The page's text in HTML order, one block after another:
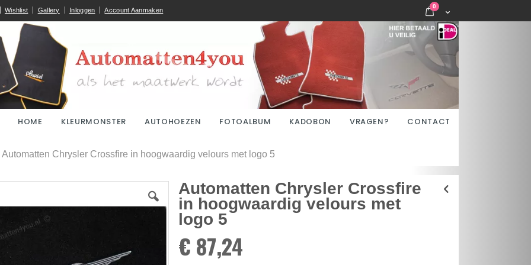
Wishlist Gallery Inloggen Account Aanmaken Cart
0 items
HOME KLEURMONSTER AUTOHOEZEN FOTOALBUM KADOBON VRAGEN? CONTACT
Automatten Chrysler Crossfire in hoogwaardig velours met logo 5
Automatten Chrysler Crossfire
in hoogwaardig velours met
logo 5
€ 87,24